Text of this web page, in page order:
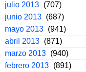
julio 2013 (707)
junio 2013 (687)
mayo 2013 (941)
abril 2013 (871)
marzo 2013 (940)
febrero 2013 (891)